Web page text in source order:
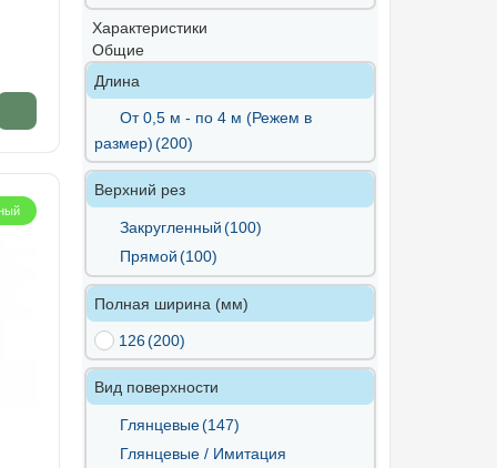
Характеристики
Общие
Длина
От 0,5 м - по 4 м (Режем в
размер)(200)
Верхний рез
Закругленный(100)
Прямой(100)
Полная ширина (мм)
126(200)
Вид поверхности
Глянцевые(147)
Глянцевые / Имитация